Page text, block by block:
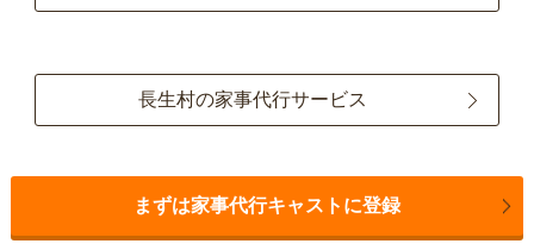
長生村の家事代行サービス
まずは家事代行キャストに登録